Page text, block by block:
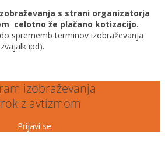
s strani organizatorja
celotno že plačano kotizacijo.
sprememb terminov izobraževanja
ipd).
izobraževanja
z avtizmom
Prijavi se